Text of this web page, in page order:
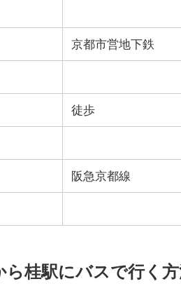
京都市営地下鉄
徒歩
阪急京都線
ら桂駅にバスで行く